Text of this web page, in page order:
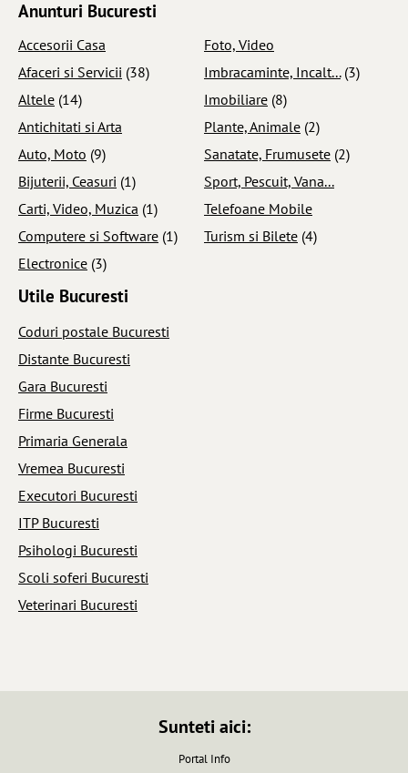
Anunturi Bucuresti
Accesorii Casa
Afaceri si Servicii (38)
Altele (14)
Antichitati si Arta
Auto, Moto (9)
Bijuterii, Ceasuri (1)
Carti, Video, Muzica (1)
Computere si Software (1)
Electronice (3)
Foto, Video
Imbracaminte, Incalt... (3)
Imobiliare (8)
Plante, Animale (2)
Sanatate, Frumusete (2)
Sport, Pescuit, Vana...
Telefoane Mobile
Turism si Bilete (4)
Utile Bucuresti
Coduri postale Bucuresti
Distante Bucuresti
Gara Bucuresti
Firme Bucuresti
Primaria Generala
Vremea Bucuresti
Executori Bucuresti
ITP Bucuresti
Psihologi Bucuresti
Scoli soferi Bucuresti
Veterinari Bucuresti
Sunteti aici:
Portal Info